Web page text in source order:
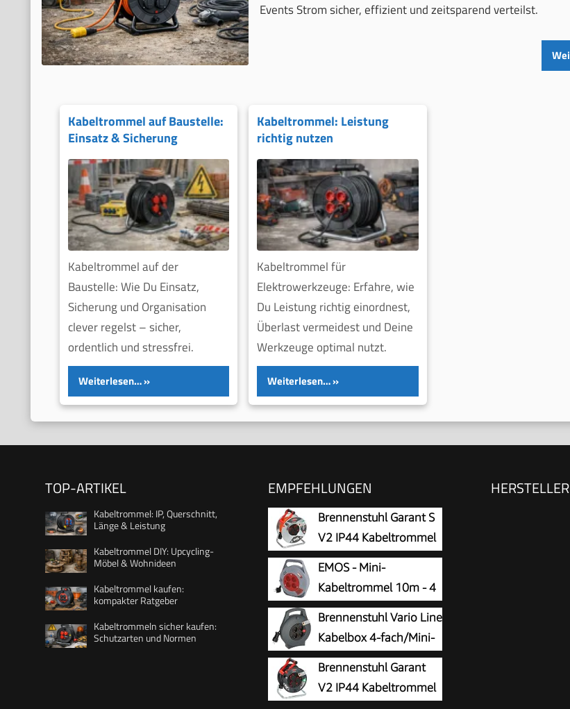
Events Strom sicher, effizient und zeitsparend verteilst.
Kabeltrommel auf Baustelle:
Einsatz & Sicherung
Kabeltrommel auf der
Baustelle: Wie Du Einsatz,
Sicherung und Organisation
clever regelst – sicher,
ordentlich und stressfrei.
Weiterlesen…
Kabeltrommel: Leistung
richtig nutzen
Kabeltrommel für
Elektrowerkzeuge: Erfahre, wie
Du Leistung richtig einordnest,
Überlast vermeidest und Deine
Werkzeuge optimal nutzt.
Weiterlesen…
TOP-ARTIKEL
Kabeltrommel: IP, Querschnitt,
Länge & Leistung
Kabeltrommel DIY: Upcycling-
Möbel & Wohnideen
Kabeltrommel kaufen:
kompakter Ratgeber
Kabeltrommeln sicher kaufen:
Schutzarten und Normen
EMPFEHLUNGEN
Brennenstuhl Garant S
V2 IP44 Kabeltrommel
50m outdoor aus
Stahlblech
EMOS - Mini-
Kabeltrommel 10m - 4
Schuko-Steckdosen -
230 V, 10 A, 2300 W -
hochwertige PVC-Isolierung -
H05VV-F3G 1,0 mm2 - mit
Thermoschalter - IP20 für Innen
Brennenstuhl Vario Line
Kabelbox 4-fach/Mini-
Kabeltrommel (Indoor-
Kabeltrommel für Haushalt, 10m
Kabel, Made in Germany)
Brennenstuhl Garant
V2 IP44 Kabeltrommel
HERSTELLER